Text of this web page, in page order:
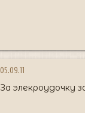
05.09.11
За элекроудочку